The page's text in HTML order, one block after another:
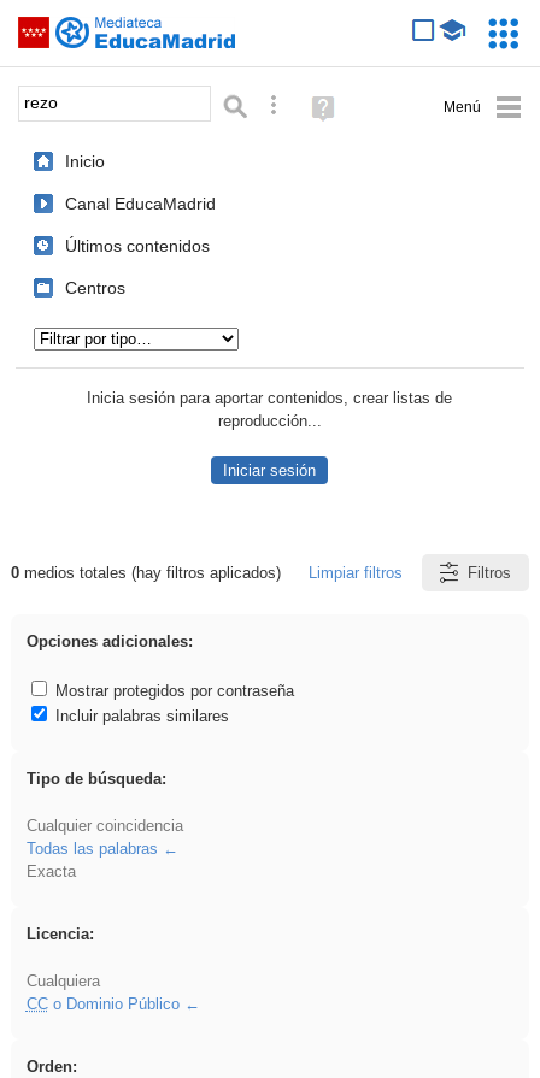
Saltar navegación
Palabra o frase: Búsqueda avanzada
Ayuda
(en
Inicio
Canal EducaMadrid
Últimos contenidos
Centros
Inicia sesión para aportar contenidos, crear listas de
reproducción...
Iniciar sesión
Resultados de: rezo
0medios totales (hay filtros aplicados) Limpiar filtros Filtros
Opciones adicionales:
Mostrar protegidos por contraseña
Incluir palabras similares
Tipo de búsqueda:
Cualquier coincidencia
Todas las palabras
Exacta
Licencia:
Cualquiera
CCo Dominio Público
Orden: